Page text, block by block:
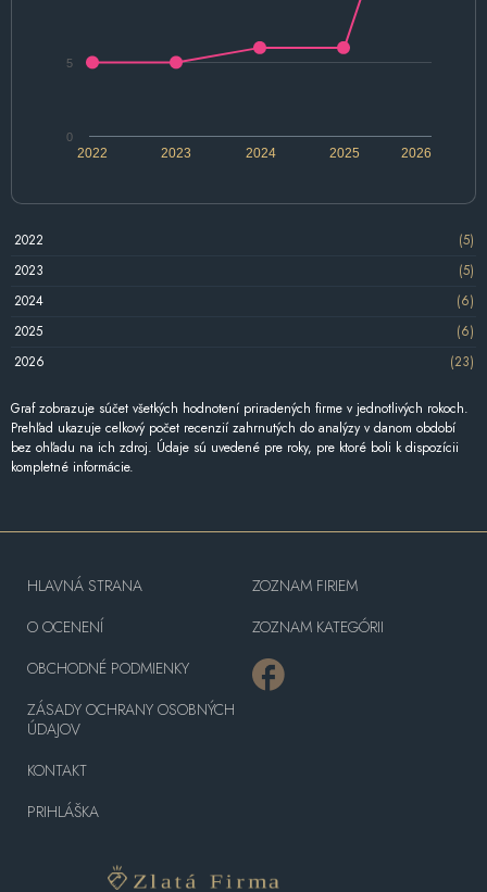
2022 2024 2026
2023 2025
0
5
2022
(5)
2023
(5)
2024
(6)
2025
(6)
2026
(23)
Graf zobrazuje súčet všetkých hodnotení priradených firme v jednotlivých rokoch.
Prehľad ukazuje celkový počet recenzií zahrnutých do analýzy v danom období
bez ohľadu na ich zdroj. Údaje sú uvedené pre roky, pre ktoré boli k dispozícii
kompletné informácie.
HLAVNÁ STRANA
O OCENENÍ
OBCHODNÉ PODMIENKY
ZÁSADY OCHRANY OSOBNÝCH
ÚDAJOV
KONTAKT
PRIHLÁŠKA
ZOZNAM FIRIEM
ZOZNAM KATEGÓRII